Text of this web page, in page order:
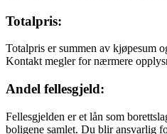
Totalpris:
Totalpris er summen av kjøpesum
Kontakt megler for nærmere
Andel fellesgjeld:
Fellesgjelden er et lån som
boligene samlet. Du blir ansvarlig